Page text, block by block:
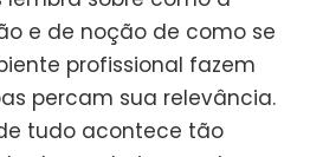
e de noção de como se
profissional fazem
percam sua relevância.
tudo acontece tão